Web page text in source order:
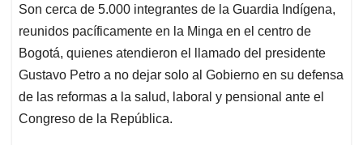
Son cerca de 5.000 integrantes de la Guardia Indígena,
reunidos pacíficamente en la Minga en el centro de
Bogotá, quienes atendieron el llamado del presidente
Gustavo Petro a no dejar solo al Gobierno en su defensa
de las reformas a la salud, laboral y pensional ante el
Congreso de la República.